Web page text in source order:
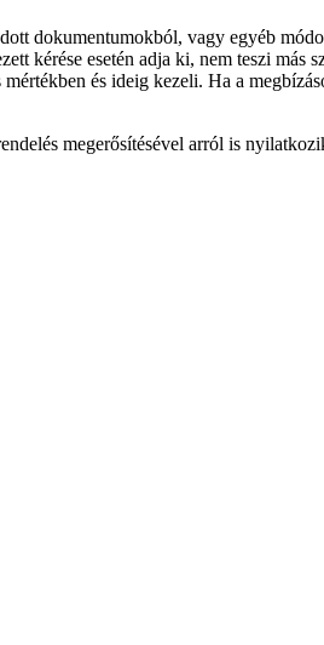
dokumentumokból, vagy egyéb
kérése esetén adja ki, nem teszi más
és ideig kezeli. Ha a
megerősítésével arról is